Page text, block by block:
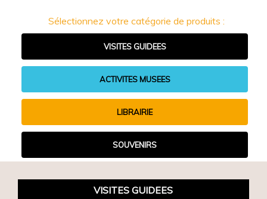
Sélectionnez votre catégorie de produits :
VISITES GUIDEES
ACTIVITES MUSEES
LIBRAIRIE
SOUVENIRS
VISITES GUIDEES